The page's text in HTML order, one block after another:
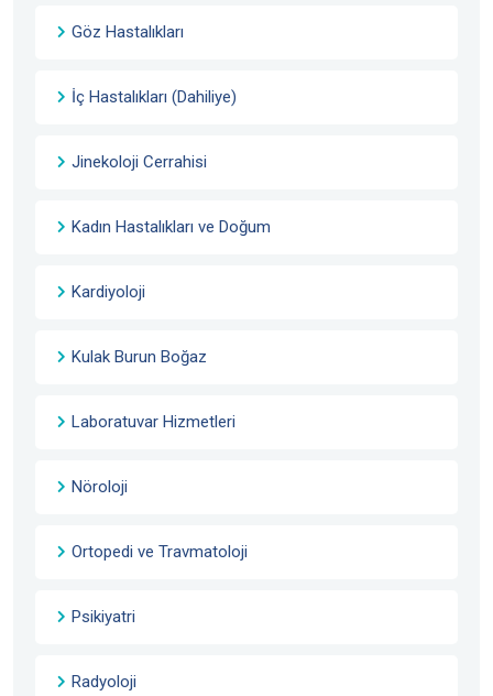
Göz Hastalıkları
İç Hastalıkları (Dahiliye)
Jinekoloji Cerrahisi
Kadın Hastalıkları ve Doğum
Kardiyoloji
Kulak Burun Boğaz
Laboratuvar Hizmetleri
Nöroloji
Ortopedi ve Travmatoloji
Psikiyatri
Radyoloji